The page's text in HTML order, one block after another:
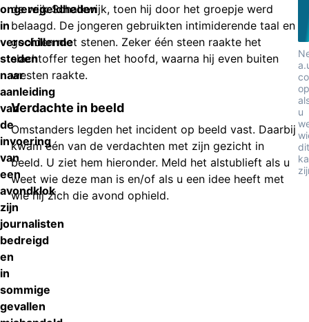
ongeregeldheden
in
verschillende
steden
naar
aanleiding
van
de
invoering
van
een
avondklok
zijn
journalisten
bedreigd
en
in
sommige
gevallen
de wijk Schalkwijk, toen hij door het groepje werd
belaagd. De jongeren gebruikten intimiderende taal en
gooiden met stenen. Zeker één steen raakte het
slachtoffer tegen het hoofd, waarna hij even buiten
westen raakte.
Verdachte in beeld
Omstanders legden het incident op beeld vast. Daarbij
kwam één van de verdachten met zijn gezicht in
beeld. U ziet hem hieronder. Meld het alstublieft als u
weet wie deze man is en/of als u een idee heeft met
wie hij zich die avond ophield.
op
u
dit